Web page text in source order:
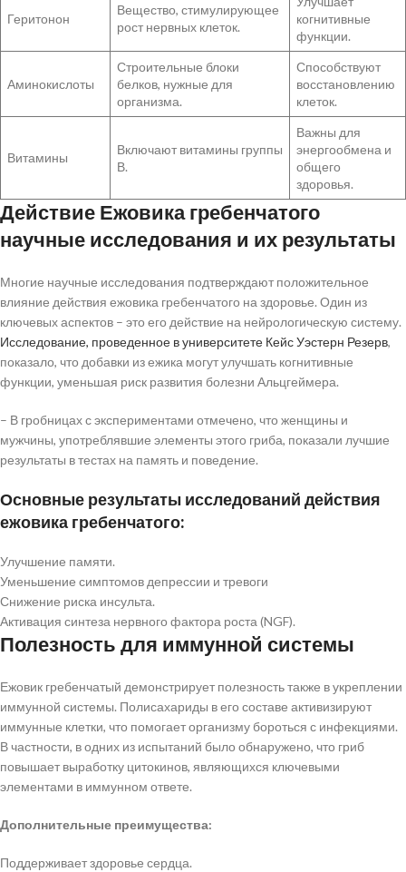
Геритонон
Вещество, стимулирующее
рост нервных клеток.
когнитивные
функции.
Аминокислоты
Строительные блоки
белков, нужные для
организма.
Способствуют
восстановлению
клеток.
Витамины
Включают витамины группы
В.
Важны для
энергообмена и
общего
здоровья.
Действие Ежовика гребенчатого
научные исследования и их результаты
Многие научные исследования подтверждают положительное
влияние действия ежовика гребенчатого на здоровье. Один из
ключевых аспектов – это его действие на нейрологическую систему.
Исследование, проведенное в университете Кейс Уэстерн Резерв,
показало, что добавки из ежика могут улучшать когнитивные
функции, уменьшая риск развития болезни Альцгеймера.
– В гробницах с экспериментами отмечено, что женщины и
мужчины, употреблявшие элементы этого гриба, показали лучшие
результаты в тестах на память и поведение.
Основные результаты исследований действия
ежовика гребенчатого:
Улучшение памяти.
Уменьшение симптомов депрессии и тревоги
Снижение риска инсульта.
Активация синтеза нервного фактора роста (NGF).
Полезность для иммунной системы
Ежовик гребенчатый демонстрирует полезность также в укреплении
иммунной системы. Полисахариды в его составе активизируют
иммунные клетки, что помогает организму бороться с инфекциями.
В частности, в одних из испытаний было обнаружено, что гриб
повышает выработку цитокинов, являющихся ключевыми
элементами в иммунном ответе.
Дополнительные преимущества:
Поддерживает здоровье сердца.